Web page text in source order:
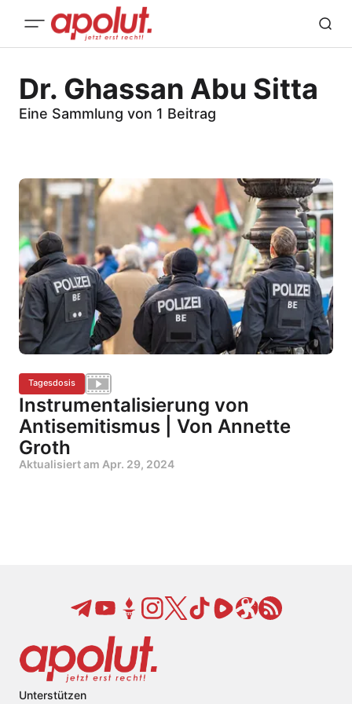
Dr. Ghassan Abu Sitta
Eine Sammlung von 1 Beitrag
Tagesdosis
Instrumentalisierung von
Antisemitismus | Von Annette
Groth
Aktualisiert am Apr. 29, 2024
Unterstützen